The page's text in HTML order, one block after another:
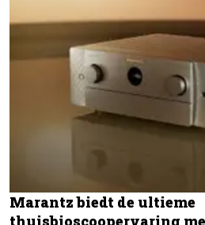
Marantz biedt de ultieme
thuisbioscoopervaring